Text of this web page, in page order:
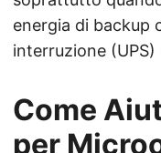
energia di backup
interruzione
Come
per